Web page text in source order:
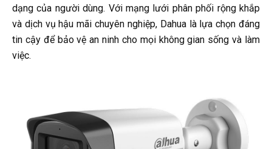
dạng của người dùng. Với mạng lưới phân phối rộng khắp
và dịch vụ hậu mãi chuyên nghiệp, Dahua là lựa chọn đáng
tin cậy để bảo vệ an ninh cho mọi không gian sống và làm
việc.